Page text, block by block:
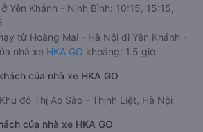
Yên Khánh - Ninh Bình: 10:15, 15:15,
từ Hoàng Mai - Hà Nội đi Yên Khánh -
nhà xe HKA GO khoảng: 1.5 giờ
của nhà xe HKA GO
đô Thị Ao Sào - Thịnh Liệt, Hà Nội
của nhà xe HKA GO